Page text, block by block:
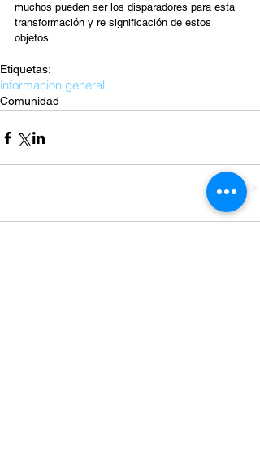
muchos pueden ser los disparadores para esta
transformación y re significación de estos
objetos.
Etiquetas:
informacion general
Comunidad